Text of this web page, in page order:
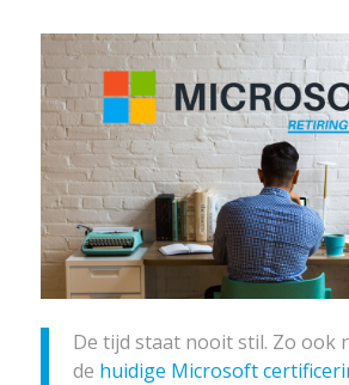
De tijd staat nooit stil. Zo ook
de huidige Microsoft